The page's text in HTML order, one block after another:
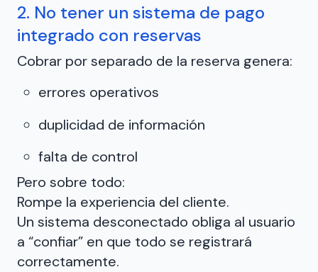
2. No tener un sistema de pago
integrado con reservas
Cobrar por separado de la reserva genera:
errores operativos
duplicidad de información
falta de control
Pero sobre todo:
Rompe la experiencia del cliente.
Un sistema desconectado obliga al usuario
a “confiar” en que todo se registrará
correctamente.